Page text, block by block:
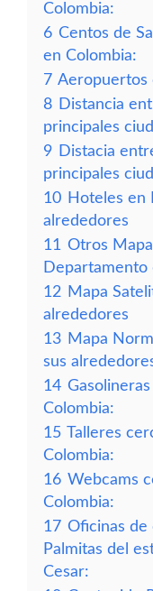
Colombia:
6 Centos de
en Colombia:
7 Aeropuertos
8 Distancia
principales
9 Distacia
principales
10 Hoteles en
alrededores
11 Otros
Departamento
12 Mapa
alrededores
13 Mapa
sus
14
Colombia:
15 Talleres
Colombia:
16 Webcams
Colombia:
17 Oficinas de
Palmitas del
Cesar: